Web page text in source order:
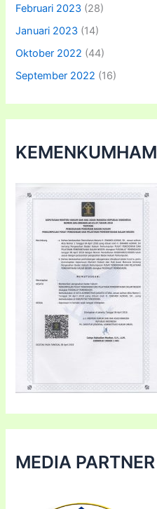
Februari 2023 (28)
Januari 2023 (14)
Oktober 2022 (44)
September 2022 (16)
KEMENKUMHAM
MEDIA PARTNER